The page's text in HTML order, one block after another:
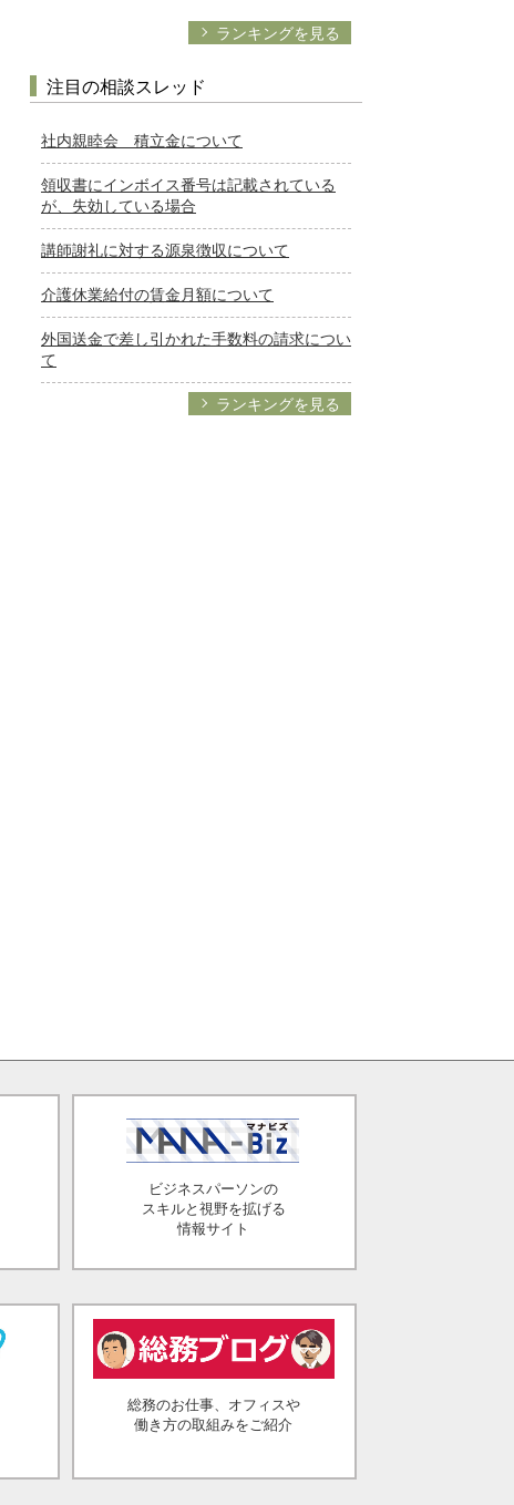
ランキングを見る
注目の相談スレッド
社内親睦会 積立金について
領収書にインボイス番号は記載されている
が、失効している場合
講師謝礼に対する源泉徴収について
介護休業給付の賃金月額について
外国送金で差し引かれた手数料の請求につい
て
ランキングを見る
ビジネスパーソンの
スキルと視野を拡げる
情報サイト
総務のお仕事、オフィスや
働き方の取組みをご紹介